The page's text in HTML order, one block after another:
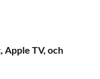
TV, och